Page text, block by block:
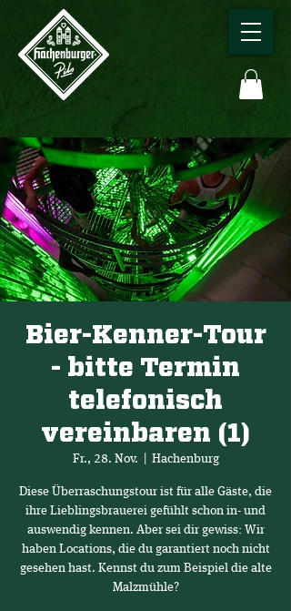
Bier-Kenner-Tour
- bitte Termin
telefonisch
vereinbaren (1)
Fr., 28. Nov. Hachenburg
Diese Überraschungstour ist für alle Gäste, die
ihre Lieblingsbrauerei gefühlt schon in- und
auswendig kennen. Aber sei dir gewiss: Wir
haben Locations, die du garantiert noch nicht
gesehen hast. Kennst du zum Beispiel die alte
Malzmühle?